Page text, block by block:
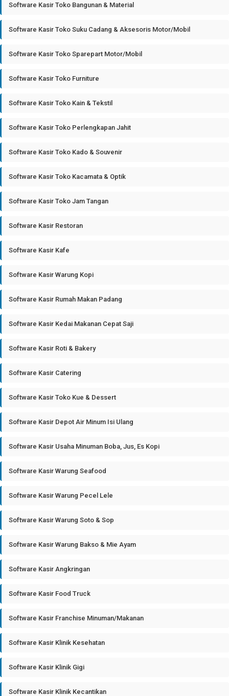
Software Kasir Toko Bangunan & Material
Software Kasir Toko Suku Cadang & Aksesoris Motor/Mobil
Software Kasir Toko Sparepart Motor/Mobil
Software Kasir Toko Furniture
Software Kasir Toko Kain & Tekstil
Software Kasir Toko Perlengkapan Jahit
Software Kasir Toko Kado & Souvenir
Software Kasir Toko Kacamata & Optik
Software Kasir Toko Jam Tangan
Software Kasir Restoran
Software Kasir Kafe
Software Kasir Warung Kopi
Software Kasir Rumah Makan Padang
Software Kasir Kedai Makanan Cepat Saji
Software Kasir Roti & Bakery
Software Kasir Catering
Software Kasir Toko Kue & Dessert
Software Kasir Depot Air Minum Isi Ulang
Software Kasir Usaha Minuman Boba, Jus, Es Kopi
Software Kasir Warung Seafood
Software Kasir Warung Pecel Lele
Software Kasir Warung Soto & Sop
Software Kasir Warung Bakso & Mie Ayam
Software Kasir Angkringan
Software Kasir Food Truck
Software Kasir Franchise Minuman/Makanan
Software Kasir Klinik Kesehatan
Software Kasir Klinik Gigi
Software Kasir Klinik Kecantikan